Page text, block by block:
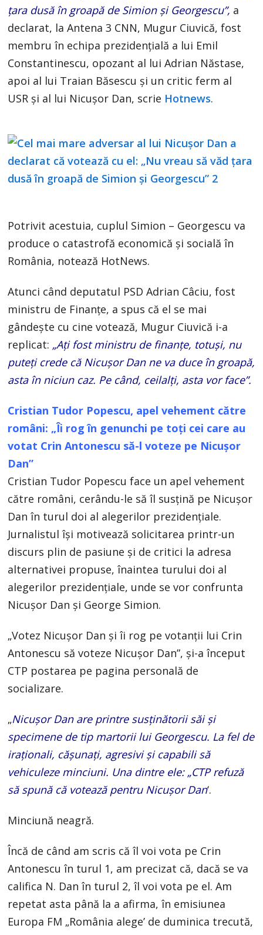
țara dusă în groapă de Simion și Georgescu”, a
declarat, la Antena 3 CNN, Mugur Ciuvică, fost
membru în echipa prezidențială a lui Emil
Constantinescu, opozant al lui Adrian Năstase,
apoi al lui Traian Băsescu și un critic ferm al
USR și al lui Nicușor Dan, scrie Hotnews.
Potrivit acestuia, cuplul Simion – Georgescu va
produce o catastrofă economică și socială în
România, notează HotNews.
Atunci când deputatul PSD Adrian Câciu, fost
ministru de Finanțe, a spus că el se mai
gândește cu cine votează, Mugur Ciuvică i-a
replicat: „Ați fost ministru de finanțe, totuși, nu
puteți crede că Nicușor Dan ne va duce în groapă,
asta în niciun caz. Pe când, ceilalți, asta vor face”.
Cristian Tudor Popescu, apel vehement către
români: „Îi rog în genunchi pe toți cei care au
votat Crin Antonescu să-l voteze pe Nicușor
Dan”
Cristian Tudor Popescu face un apel vehement
către români, cerându-le să îl susțină pe Nicușor
Dan în turul doi al alegerilor prezidențiale.
Jurnalistul își motivează solicitarea printr-un
discurs plin de pasiune și de critici la adresa
alternativei propuse, înaintea turului doi al
alegerilor prezidențiale, unde se vor confrunta
Nicușor Dan și George Simion.
„Votez Nicușor Dan și îi rog pe votanții lui Crin
Antonescu să voteze Nicușor Dan”, și-a început
CTP postarea pe pagina personală de
socializare.
„Nicușor Dan are printre susținătorii săi și
specimene de tip martorii lui Georgescu. La fel de
iraționali, cășunați, agresivi și capabili să
vehiculeze minciuni. Una dintre ele: „CTP refuză
să spună că votează pentru Nicușor Dan‘.
Minciună neagră.
Încă de când am scris că îl voi vota pe Crin
Antonescu în turul 1, am precizat că, dacă se va
califica N. Dan în turul 2, îl voi vota pe el. Am
repetat asta până la a afirma, în emisiunea
Europa FM „România alege’ de duminica trecută,